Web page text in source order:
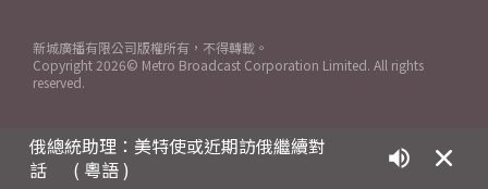
俄總統助理：美特使或近期訪俄繼續對
話
( 粵語 )
新城廣播有限公司版權所有，不得轉載。
Copyright 2026© Metro Broadcast Corporation Limited. All rights
reserved.